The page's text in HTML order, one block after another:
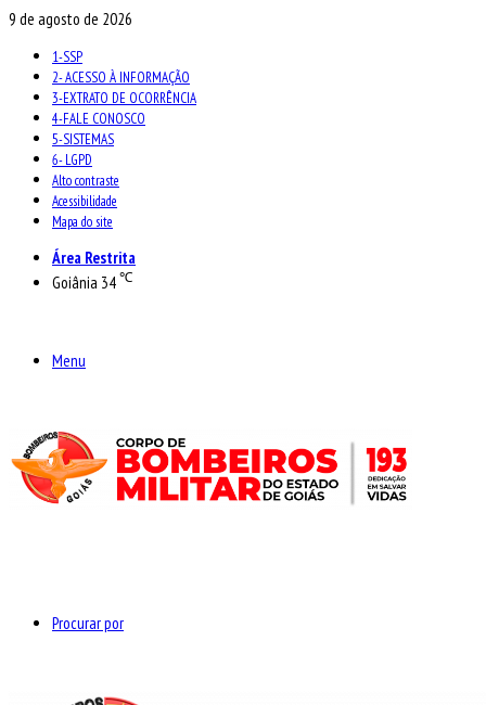
9 de agosto de 2026
1-SSP
2- ACESSO À INFORMAÇÃO
3-EXTRATO DE OCORRÊNCIA
4-FALE CONOSCO
5-SISTEMAS
6- LGPD
Alto contraste
Acessibilidade
Mapa do site
Área Restrita
Goiânia 34℃
Menu
Procurar por